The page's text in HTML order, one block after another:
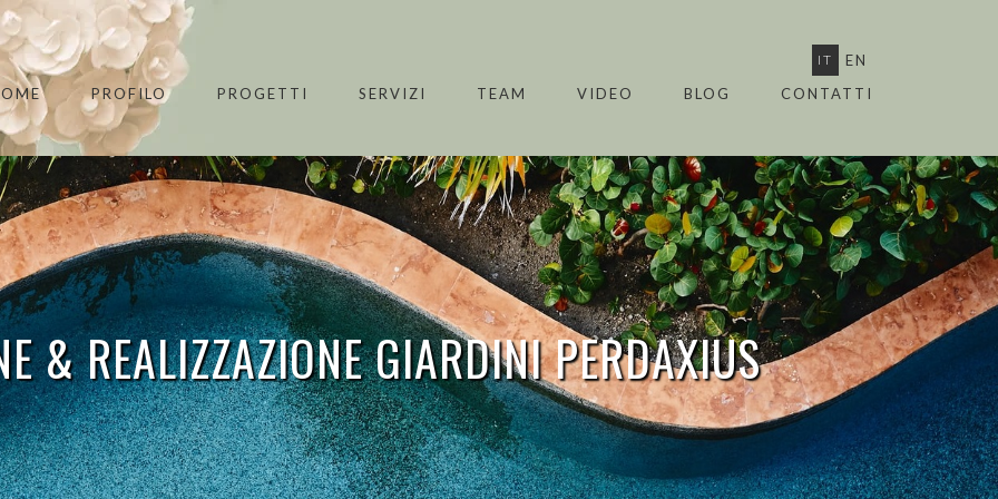
IT
EN
PROFILO PROGETTI SERVIZI TEAM VIDEO BLOG CONTATTI
& REALIZZAZIONE GIARDINIPERDAXIUS